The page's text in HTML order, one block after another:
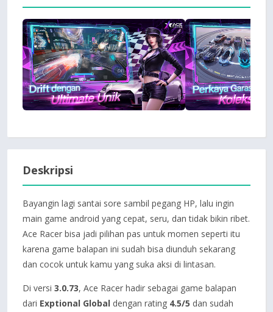
Deskripsi
Bayangin lagi santai sore sambil pegang HP, lalu ingin
main game android yang cepat, seru, dan tidak bikin ribet.
Ace Racer bisa jadi pilihan pas untuk momen seperti itu
karena game balapan ini sudah bisa diunduh sekarang
dan cocok untuk kamu yang suka aksi di lintasan.
Di versi 3.0.73, Ace Racer hadir sebagai game balapan
dari Exptional Global dengan rating 4.5/5 dan sudah